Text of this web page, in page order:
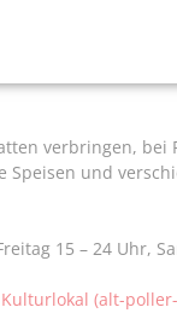
ab 14 Uhr,
, Event- &
verbringen, bei
Speisen und
15 – 24 Uhr,
(alt-